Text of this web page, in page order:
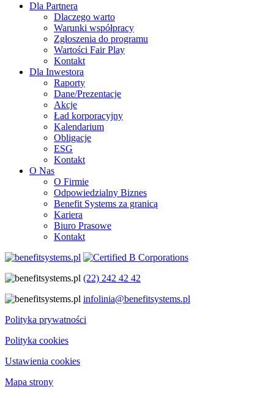
Dla Partnera
Dlaczego warto
Warunki współpracy
Zgłoszenia do programu
Wartości Fair Play
Kontakt
Dla Inwestora
Raporty
Dane/Prezentacje
Akcje
Ład korporacyjny
Kalendarium
Obligacje
ESG
Kontakt
O Nas
O Firmie
Odpowiedzialny Biznes
Benefit Systems za granicą
Kariera
Biuro Prasowe
Kontakt
(22) 242 42 42
infolinia@benefitsystems.pl
Polityka prywatności
Polityka cookies
Ustawienia cookies
Mapa strony